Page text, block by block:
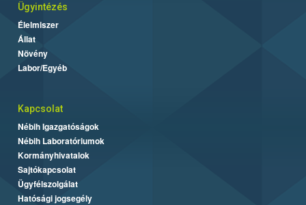
Ügyintézés
Élelmiszer
Állat
Növény
Labor/Egyéb
Kapcsolat
Nébih Igazgatóságok
Nébih Laboratóriumok
Kormányhivatalok
Sajtókapcsolat
Ügyfélszolgálat
Hatósági jogsegély